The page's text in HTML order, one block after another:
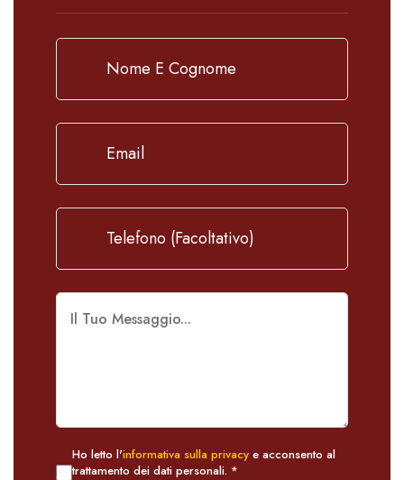
Ho letto l'informativa sulla privacy e acconsento al
trattamento dei dati personali. *